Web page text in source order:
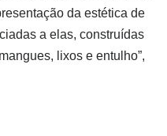
da estética de
a elas, construídas
lixos e entulho”,